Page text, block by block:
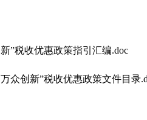
”税收优惠政策指引汇编.doc
众创新”税收优惠政策文件目录